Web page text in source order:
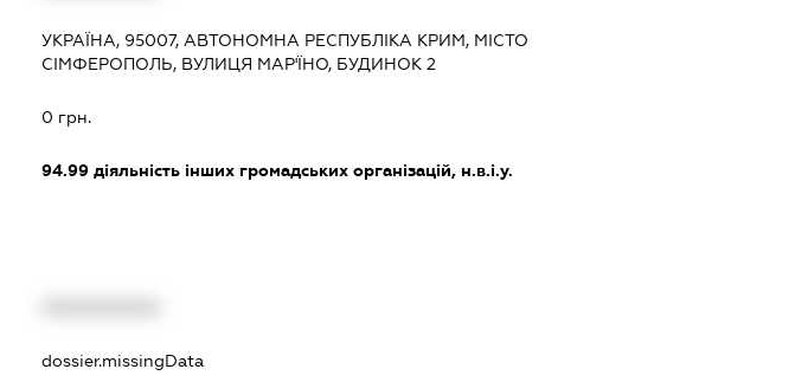
УКРАЇНА, 95007, АВТОНОМНА РЕСПУБЛІКА КРИМ, МІСТО
СІМФЕРОПОЛЬ, ВУЛИЦЯ МАР'ЇНО, БУДИНОК 2
0 грн.
94.99 діяльність інших громадських організацій, н.в.і.у.
dossier.missingData